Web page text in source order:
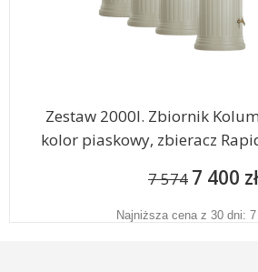
Zestaw 2000l. Zbiornik
kolor piaskowy, zbieracz
7 574 7 400 zł
Najniższa cena z 30 dni: 7